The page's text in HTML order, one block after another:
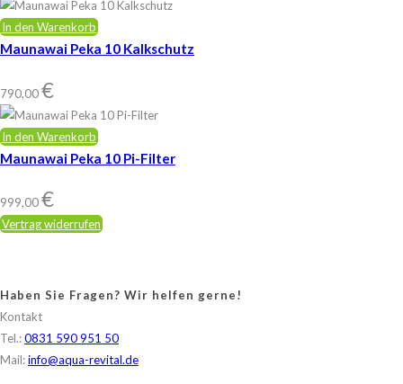
In den Warenkorb
Maunawai Peka 10 Kalkschutz
790,00€
In den Warenkorb
Maunawai Peka 10 Pi-Filter
999,00€
Vertrag widerrufen
Haben Sie Fragen? Wir helfen gerne!
Kontakt
Tel.:0831 590 951 50
Mail:info@aqua-revital.de